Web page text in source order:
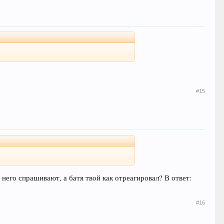
#15
спрашивают, а батя твой как отреагировал? В ответ:
#16